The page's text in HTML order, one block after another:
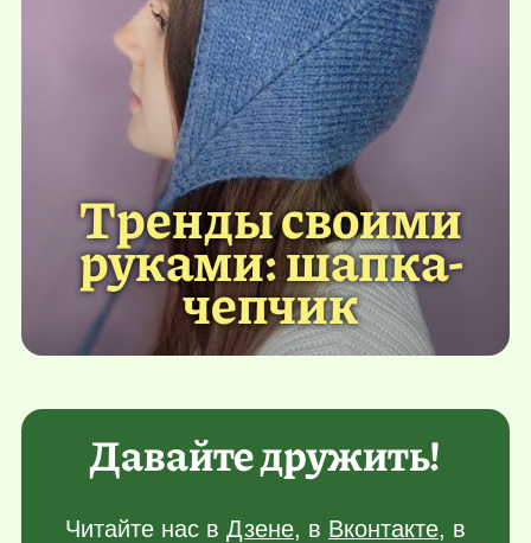
Тренды своими
руками: шапка-
чепчик
Давайте дружить!
Читайте нас в Дзене, в Вконтакте, в